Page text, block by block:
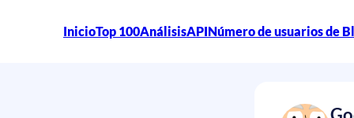
InicioTop 100AnálisisAPINúmero de usuarios de